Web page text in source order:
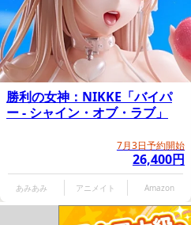
勝利の女神：NIKKE「バイパ
ー - シャイン・オブ・ラブ」
7月3日予約開始
26,400円
あみあみ アニメイト Amazon